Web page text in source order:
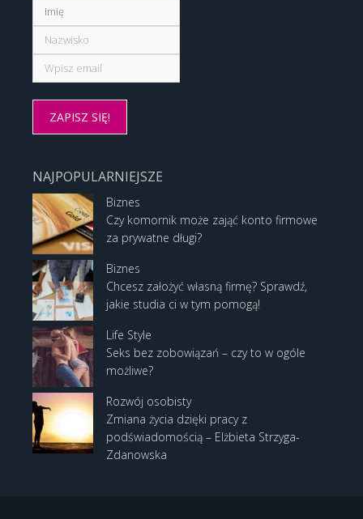
NAJPOPULARNIEJSZE
Biznes
Czy komornik może zająć konto firmowe
za prywatne długi?
Biznes
Chcesz założyć własną firmę? Sprawdź,
jakie studia ci w tym pomogą!
Life Style
Seks bez zobowiązań – czy to w ogóle
możliwe?
Rozwój osobisty
Zmiana życia dzięki pracy z
podświadomością – Elżbieta Strzyga-
Zdanowska